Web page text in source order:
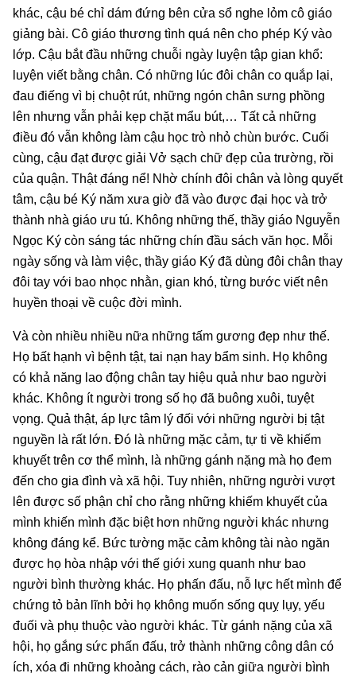
khác, cậu bé chỉ dám đứng bên cửa sổ nghe lỏm cô giáo
giảng bài. Cô giáo thương tình quá nên cho phép Ký vào
lớp. Cậu bắt đầu những chuỗi ngày luyện tập gian khổ:
luyện viết bằng chân. Có những lúc đôi chân co quắp lại,
đau điếng vì bị chuột rút, những ngón chân sưng phồng
lên nhưng vẫn phải kẹp chặt mẩu bút,… Tất cả những
điều đó vẫn không làm cậu học trò nhỏ chùn bước. Cuối
cùng, cậu đạt được giải Vở sạch chữ đẹp của trường, rồi
của quận. Thật đáng nể! Nhờ chính đôi chân và lòng quyết
tâm, cậu bé Ký năm xưa giờ đã vào được đại học và trở
thành nhà giáo ưu tú. Không những thế, thầy giáo Nguyễn
Ngọc Ký còn sáng tác những chín đầu sách văn học. Mỗi
ngày sống và làm việc, thầy giáo Ký đã dùng đôi chân thay
đôi tay với bao nhọc nhằn, gian khó, từng bước viết nên
huyền thoại về cuộc đời mình.
Và còn nhiều nhiều nữa những tấm gương đẹp như thế.
Họ bất hạnh vì bệnh tật, tai nạn hay bẩm sinh. Họ không
có khả năng lao động chân tay hiệu quả như bao người
khác. Không ít người trong số họ đã buông xuôi, tuyệt
vọng. Quả thật, áp lực tâm lý đối với những người bị tật
nguyền là rất lớn. Đó là những mặc cảm, tự ti về khiếm
khuyết trên cơ thể mình, là những gánh nặng mà họ đem
đến cho gia đình và xã hội. Tuy nhiên, những người vượt
lên được số phận chỉ cho rằng những khiếm khuyết của
mình khiến mình đặc biệt hơn những người khác nhưng
không đáng kể. Bức tường mặc cảm không tài nào ngăn
được họ hòa nhập với thế giới xung quanh như bao
người bình thường khác. Họ phấn đấu, nỗ lực hết mình để
chứng tỏ bản lĩnh bởi họ không muốn sống quỵ lụy, yếu
đuối và phụ thuộc vào người khác. Từ gánh nặng của xã
hội, họ gắng sức phấn đấu, trở thành những công dân có
ích, xóa đi những khoảng cách, rào cản giữa người bình